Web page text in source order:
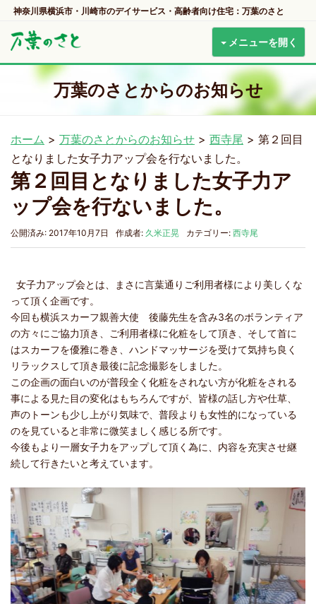
神奈川県横浜市・川崎市のデイサービス・高齢者向け住宅：万葉のさと
メニューを開く
万葉のさとからのお知らせ
ホーム > 万葉のさとからのお知らせ > 西寺尾 > 第２回目
となりました女子力アップ会を行ないました。
第２回目となりました女子力ア
ップ会を行ないました。
公開済み: 2017年10月7日 作成者: 久米正晃 カテゴリー: 西寺尾
女子力アップ会とは、まさに言葉通りご利用者様により美しくな
って頂く企画です。
今回も横浜スカーフ親善大使 後藤先生を含み3名のボランティア
の方々にご協力頂き、ご利用者様に化粧をして頂き、そして首に
はスカーフを優雅に巻き、ハンドマッサージを受けて気持ち良く
リラックスして頂き最後に記念撮影をしました。
この企画の面白いのが普段全く化粧をされない方が化粧をされる
事による見た目の変化はもちろんですが、皆様の話し方や仕草、
声のトーンも少し上がり気味で、普段よりも女性的になっている
のを見ていると非常に微笑ましく感じる所です。
今後もより一層女子力をアップして頂く為に、内容を充実させ継
続して行きたいと考えています。